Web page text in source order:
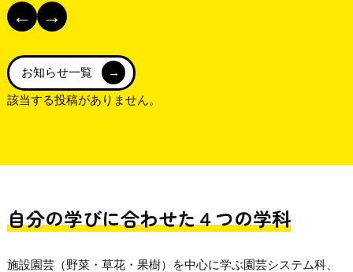
← →
お知らせ一覧
該当する投稿がありません。
自分の学びに合わせた４つの学科
施設園芸（野菜・草花・果樹）を中心に学ぶ園芸システム科、